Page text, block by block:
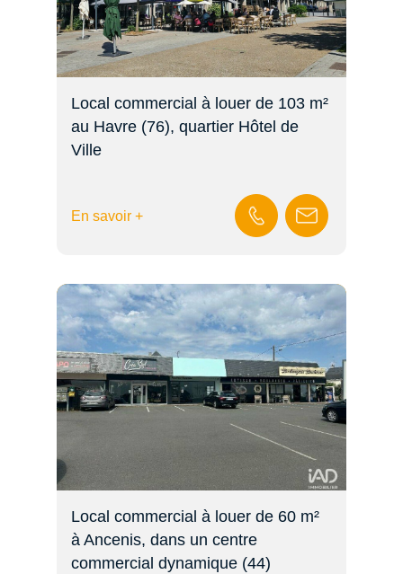
Local commercial à louer de 103 m²
au Havre (76), quartier Hôtel de
Ville
En savoir +
Local commercial à louer de 60 m²
à Ancenis, dans un centre
commercial dynamique (44)